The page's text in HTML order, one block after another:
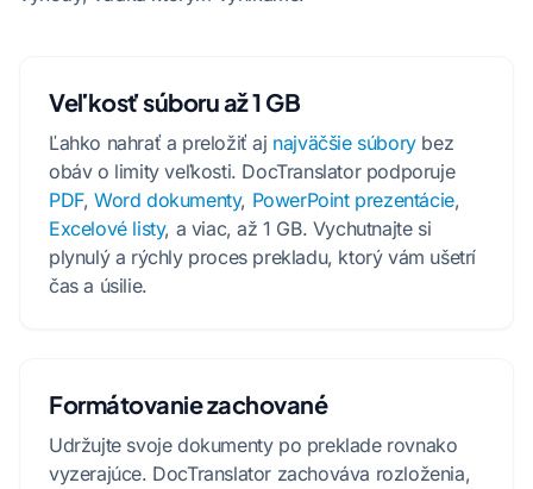
Veľkosť súboru až 1 GB
Ľahko nahrať a preložiť aj najväčšie súborybez
obáv o limity veľkosti. DocTranslator podporuje
PDF,Word dokumenty, PowerPoint prezentácie,
Excelové listy, a viac, až 1 GB. Vychutnajte si
plynulý a rýchly proces prekladu, ktorý vám ušetrí
čas a úsilie.
Formátovanie zachované
Udržujte svoje dokumenty po preklade rovnako
vyzerajúce. DocTranslator zachováva rozloženia,